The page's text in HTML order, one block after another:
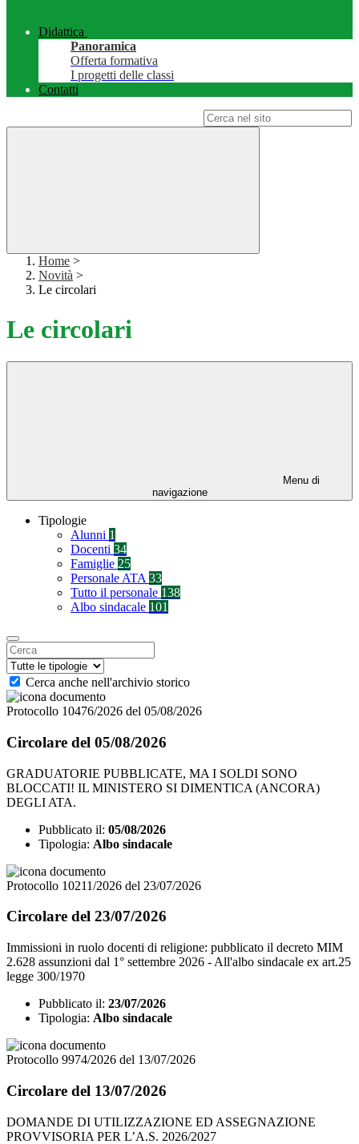
Didattica
Panoramica
Offerta formativa
I progetti delle classi
Contatti
Home >
Novità >
Le circolari
Le circolari
Menu di
navigazione
Tipologie
Alunni 1
Docenti 34
Famiglie 25
Personale ATA 33
Tutto il personale 138
Albo sindacale 101
Cerca anche nell'archivio storico
Protocollo 10476/2026 del 05/08/2026
Circolare del 05/08/2026
GRADUATORIE PUBBLICATE, MA I SOLDI SONO
BLOCCATI! IL MINISTERO SI DIMENTICA (ANCORA)
DEGLI ATA.
Pubblicato il: 05/08/2026
Tipologia: Albo sindacale
Protocollo 10211/2026 del 23/07/2026
Circolare del 23/07/2026
Immissioni in ruolo docenti di religione: pubblicato il decreto MIM
2.628 assunzioni dal 1° settembre 2026 - All'albo sindacale ex art.25
legge 300/1970
Pubblicato il: 23/07/2026
Tipologia: Albo sindacale
Protocollo 9974/2026 del 13/07/2026
Circolare del 13/07/2026
DOMANDE DI UTILIZZAZIONE ED ASSEGNAZIONE
PROVVISORIA PER L’A.S. 2026/2027